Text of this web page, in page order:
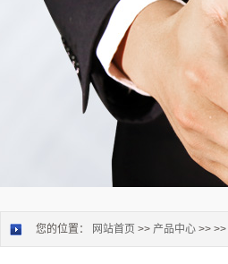
您的位置： 网站首页 >> 产品中心 >> >>